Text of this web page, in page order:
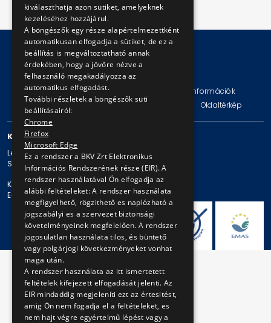
Impresszum Jogi nyilatkozat
Technikai információk
Adatvédelmi politika és tájékoztatások
Oldaltérkép
KAPCSOLAT
Levelezési cím: 1980 Budapest, Pf. 11.
Székhely: 1980 Budapest, Akácfa u. 15.
Központi telefonszám: + 36 1 461-65-00
E-mail cím: bkv@bkv.hu
kiválaszthatja azon sütiket, amelyeknek
kezeléséhez hozzájárul.
A böngészők egy része alapértelmezettként
automatikusan elfogadja a sütiket, de ez a
beállítás is megváltoztatható annak
érdekében, hogy a jövőre nézve a
felhasználó megakadályozza az
automatikus elfogadást.
További részletek a böngészők süti
beállításairól:
Chrome
Firefox
Microsoft Edge
Ez a rendszer a BKV Zrt Elektronikus
Információs Rendszerének része (EIR). A
rendszer használatával Ön elfogadja az
alábbi feltételeket: A rendszer használata
megfigyelhető, rögzithető es naplózható a
jogszabályi es a szervezet biztonsági
követelményeinek megfelelően. A rendszer
jogosulatlan használata tilos, és büntető
vagy polgárjogi következményeket vonhat
maga után.
A rendszer használata az itt ismertetett
feltételek kifejezett elfogadását jelenti. Az
EIR mindaddig megjeleníti ezt az értesitést,
amig Ön nem fogadja el a feltételeket, es
nem hajt végre egyértelmű lépést vagy a